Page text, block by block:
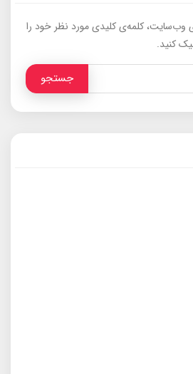
وب‌سایت، کلمه‌ی کلیدی مورد نظر خود را
کنید.
جستجو